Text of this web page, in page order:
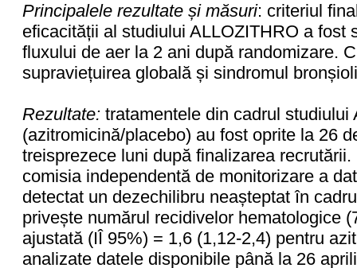
Principalele rezultate și măsuri: criteriul
eficacității al studiului ALLOZITHRO a fost
fluxului de aer la 2 ani după randomizare.
supraviețuirea globală și sindromul
Rezultate: tratamentele din cadrul studiului
(azitromicină/placebo) au fost oprite la 26
treisprezece luni după finalizarea
comisia independentă de monitorizare a
detectat un dezechilibru neașteptat în
privește numărul recidivelor hematologice
ajustată (IÎ 95%) = 1,6 (1,12-2,4) pentru
analizate datele disponibile până la 26